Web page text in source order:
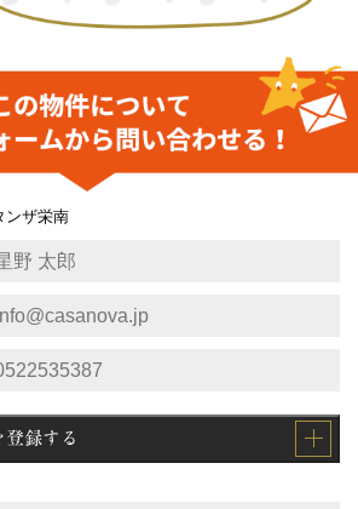
ンザ栄南
登録する